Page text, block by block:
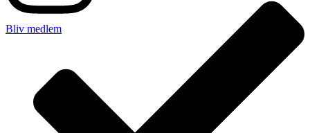
Bliv medlem